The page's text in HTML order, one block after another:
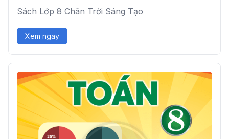
Sách Lớp 8 Chân Trời Sáng Tạo
Xem ngay